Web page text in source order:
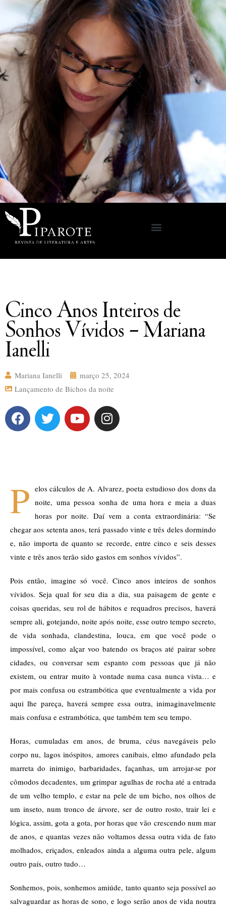
Cinco Anos Inteiros de
Sonhos Vívidos – Mariana
Ianelli
Mariana Ianelli
março 25, 2024
Lançamento de Bichos da noite
P elos cálculos de A. Alvarez, poeta estudioso dos dons da
noite, uma pessoa sonha de uma hora e meia a duas
horas por noite. Daí vem a conta extraordinária: “Se
chegar aos setenta anos, terá passado vinte e três deles dormindo
e, não importa de quanto se recorde, entre cinco e seis desses
vinte e três anos terão sido gastos em sonhos vívidos”.
Pois então, imagine só você. Cinco anos inteiros de sonhos
vívidos. Seja qual for seu dia a dia, sua paisagem de gente e
coisas queridas, seu rol de hábitos e requadros precisos, haverá
sempre ali, gotejando, noite após noite, esse outro tempo secreto,
de vida sonhada, clandestina, louca, em que você pode o
impossível, como alçar voo batendo os braços até pairar sobre
cidades, ou conversar sem espanto com pessoas que já não
existem, ou entrar muito à vontade numa casa nunca vista… e
por mais confusa ou estrambótica que eventualmente a vida por
aqui lhe pareça, haverá sempre essa outra, inimaginavelmente
mais confusa e estrambótica, que também tem seu tempo.
Horas, cumuladas em anos, de bruma, céus navegáveis pelo
corpo nu, lagos inóspitos, amores canibais, elmo afundado pela
marreta do inimigo, barbaridades, façanhas, um arrojar-se por
cômodos decadentes, um grimpar agulhas de rocha até a entrada
de um velho templo, e estar na pele de um bicho, nos olhos de
um inseto, num tronco de árvore, ser de outro rosto, trair lei e
lógica, assim, gota a gota, por horas que vão crescendo num mar
de anos, e quantas vezes não voltamos dessa outra vida de fato
molhados, eriçados, enleados ainda a alguma outra pele, algum
outro país, outro tudo…
Sonhemos, pois, sonhemos amiúde, tanto quanto seja possível ao
salvaguardar as horas de sono, e logo serão anos de vida noutra